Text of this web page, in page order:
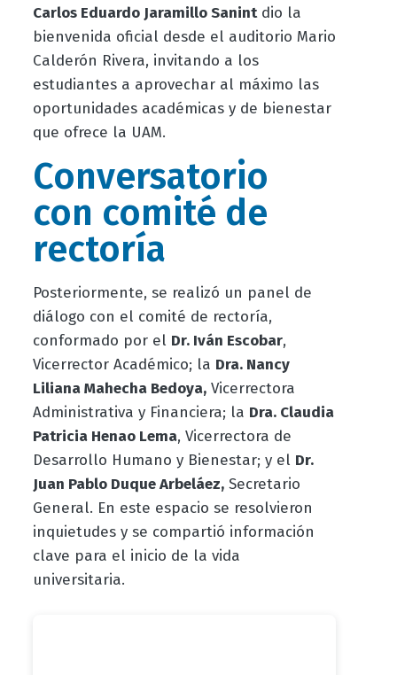
Carlos Eduardo Jaramillo Sanintdio la
bienvenida oficial desde el auditorio Mario
Calderón Rivera, invitando a los
estudiantes a aprovechar al máximo las
oportunidades académicas y de bienestar
que ofrece la UAM.
Conversatorio
con comité de
rectoría
Posteriormente, se realizó un panel de
diálogo con el comité de rectoría,
conformado por el Dr. Iván Escobar,
Vicerrector Académico; la Dra. Nancy
Liliana Mahecha Bedoya,Vicerrectora
Administrativa y Financiera; la Dra. Claudia
Patricia Henao Lema, Vicerrectora de
Desarrollo Humano y Bienestar; y el Dr.
Juan Pablo Duque Arbeláez,Secretario
General. En este espacio se resolvieron
inquietudes y se compartió información
clave para el inicio de la vida
universitaria.